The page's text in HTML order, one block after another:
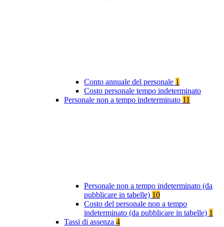
Conto annuale del personale 1
Costo personale tempo indeterminato
Personale non a tempo indeterminato 11
Personale non a tempo indeterminato (da
pubblicare in tabelle) 10
Costo del personale non a tempo
indeterminato (da pubblicare in tabelle) 1
Tassi di assenza 4